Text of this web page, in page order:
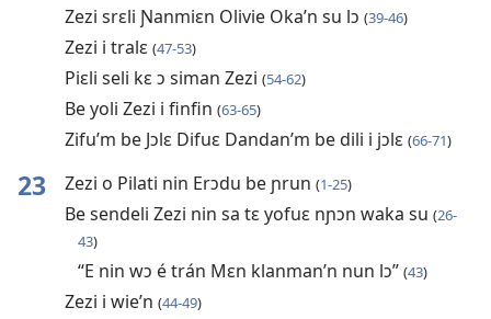
Zezi srɛli Ɲanmiɛn Olivie Oka’n su lɔ (39-46)
Zezi i tralɛ (47-53)
Piɛli seli kɛ ɔ siman Zezi (54-62)
Be yoli Zezi i finfin (63-65)
Zifu’m be Jɔlɛ Difuɛ Dandan’m be dili i jɔlɛ (66-71)
23 Zezi o Pilati nin Erɔdu be ɲrun (1-25)
Be sendeli Zezi nin sa tɛ yofuɛ nɲɔn waka su (26-
43)
“E nin wɔ é trán Mɛn klanman’n nun lɔ” (43)
Zezi i wie’n (44-49)